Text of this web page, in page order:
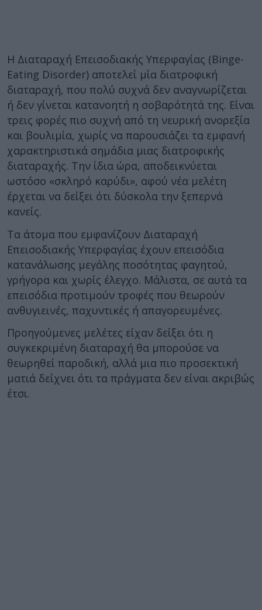
Η Διαταραχή Επεισοδιακής Υπερφαγίας (Binge-
Eating Disorder) αποτελεί μία διατροφική
διαταραχή, που πολύ συχνά δεν αναγνωρίζεται
ή δεν γίνεται κατανοητή η σοβαρότητά της. Είναι
τρεις φορές πιο συχνή από τη νευρική ανορεξία
και βουλιμία, χωρίς να παρουσιάζει τα εμφανή
χαρακτηριστικά σημάδια μιας διατροφικής
διαταραχής. Την ίδια ώρα, αποδεικνύεται
ωστόσο «σκληρό καρύδι», αφού νέα μελέτη
έρχεται να δείξει ότι δύσκολα την ξεπερνά
κανείς.
Τα άτομα που εμφανίζουν Διαταραχή
Επεισοδιακής Υπερφαγίας έχουν επεισόδια
κατανάλωσης μεγάλης ποσότητας φαγητού,
γρήγορα και χωρίς έλεγχο. Μάλιστα, σε αυτά τα
επεισόδια προτιμούν τροφές που θεωρούν
ανθυγιεινές, παχυντικές ή απαγορευμένες.
Προηγούμενες μελέτες είχαν δείξει ότι η
συγκεκριμένη διαταραχή θα μπορούσε να
θεωρηθεί παροδική, αλλά μια πιο προσεκτική
ματιά δείχνει ότι τα πράγματα δεν είναι ακριβώς
έτσι.